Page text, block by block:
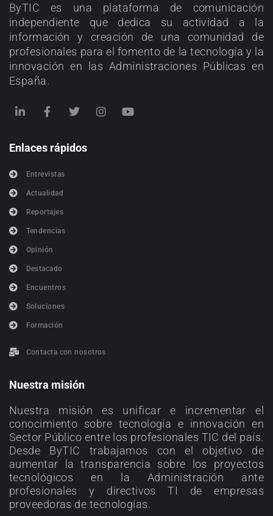
ByTIC es una plataforma de comunicación
independiente que dedica su actividad a la
información y creación de una comunidad de
profesionales para el fomento de la tecnología y la
innovación en las Administraciones Públicas en
España.
Enlaces rápidos
Entrevistas
Actualidad
Reportajes
Tendencias
Opinión
Destacado
Encuentros
Soluciones
Formación
Contacta con nosotros
Nuestra misión
Nuestra misión es unificar e incrementar el
conocimiento sobre tecnología e innovación en
Sector Público entre los profesionales TIC del país.
Desde ByTIC trabajamos con el objetivo de
aumentar la transparencia sobre los proyectos
tecnológicos en la Administración ante
profesionales y directivos TI de empresas
proveedoras de tecnologías.